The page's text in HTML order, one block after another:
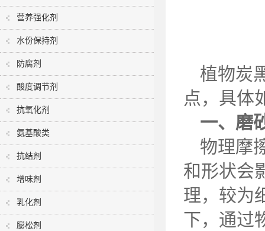
营养强化剂
水份保持剂
防腐剂
酸度调节剂
抗氧化剂
氨基酸类
抗结剂
增味剂
乳化剂
膨松剂
植物炭
点，具体
一、磨
物理摩
和形状会
理，较为
下，通过